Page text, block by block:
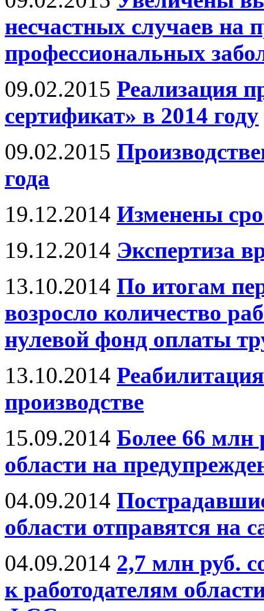
несчастных случаев на
профессиональных
09.02.2015 Реализация
сертификат» в 2014 году
09.02.2015
года
19.12.2014 Изменены
19.12.2014 Экспертиза
13.10.2014 По итогам
возросло количество
нулевой фонд оплаты
13.10.2014
производстве
15.09.2014 Более 66 млн
области на
04.09.2014
области отправятся на
04.09.2014 2,7 млн руб.
к работодателям